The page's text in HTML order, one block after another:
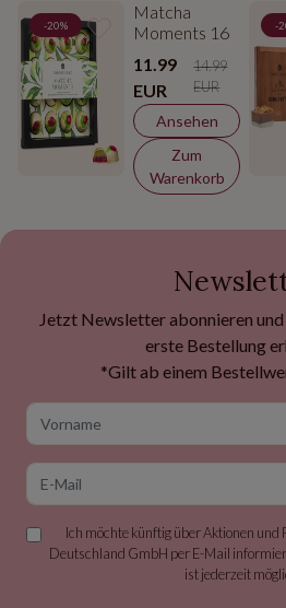
-20%
Matcha
Moments 16
11.99
EUR
14.99
EUR
Ansehen
Zum
Warenkorb
-
Jetzt Newsletter abonnieren
erste Bestellung
*Gilt ab einem
Ich möchte künftig über Aktionen und
Deutschland GmbH per E-Mail
ist jederzeit